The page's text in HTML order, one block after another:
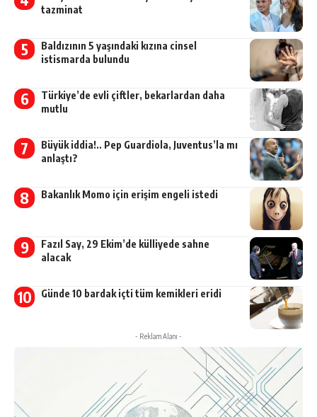
tazminat
Baldızının 5 yaşındaki kızına cinsel
istismarda bulundu
Türkiye’de evli çiftler, bekarlardan daha
mutlu
Büyük iddia!.. Pep Guardiola, Juventus’la mı
anlaştı?
Bakanlık Momo için erişim engeli istedi
Fazıl Say, 29 Ekim’de külliyede sahne
alacak
Günde 10 bardak içti tüm kemikleri eridi
- Reklam Alanı -